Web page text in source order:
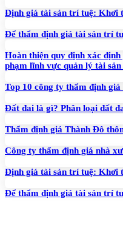
Định giá tài sản trí tuệ: Khơi
Để thẩm định giá tài sản trí
Hoàn thiện quy định xác
phạm lĩnh vực quản lý tài sản
Top 10 công ty thẩm định
Đất đai là gì? Phân loại đất
Thẩm định giá Thành Đô
Công ty thẩm định giá nhà
Định giá tài sản trí tuệ: Khơi
Để thẩm định giá tài sản trí